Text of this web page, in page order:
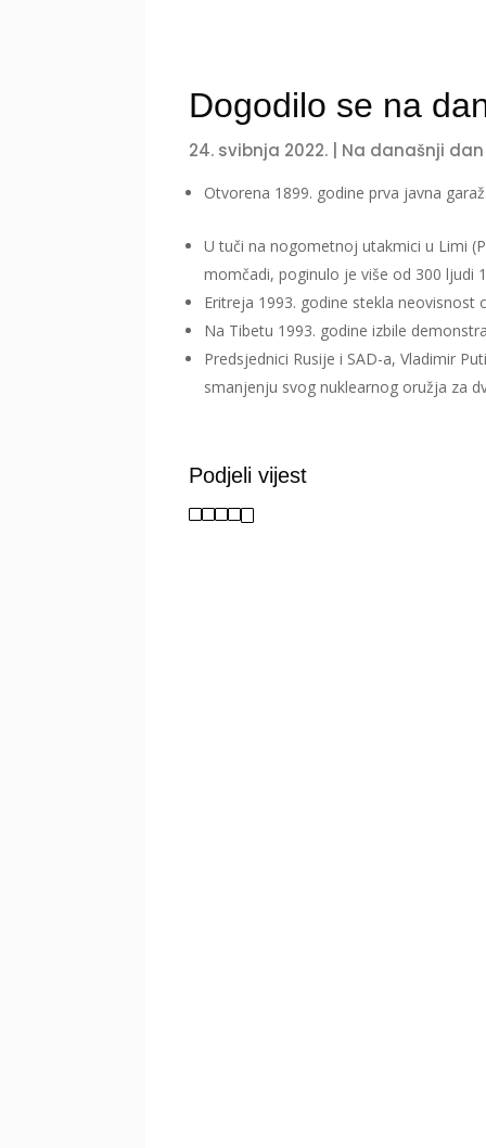
Dogodilo se na
24. svibnja 2022. Na današnji dan
Otvorena 1899. godine prva javna
U tuči na nogometnoj utakmici u Limi
momčadi, poginulo je više od 300 ljudi
Eritreja 1993. godine stekla
Na Tibetu 1993. godine izbile
Predsjednici Rusije i SAD-a, Vladimir
smanjenju svog nuklearnog oružja za
Podjeli vijest